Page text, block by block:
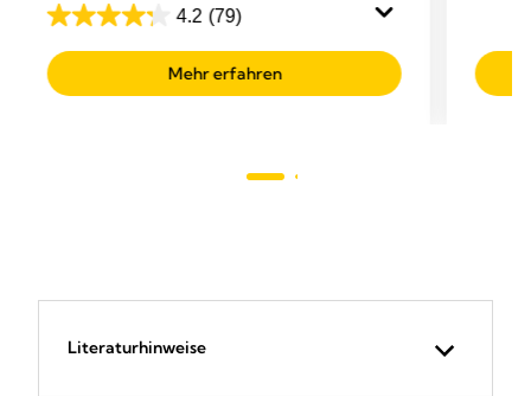
ganzen Welt.
4.2 (79)
4.2
von
5
Mehr erfahren
Literaturhinweise